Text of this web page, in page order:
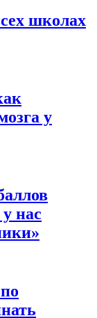
школах
у
нас